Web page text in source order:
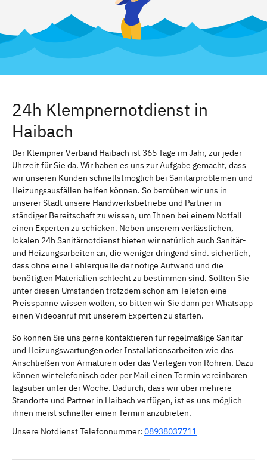
24h Klempnernotdienst in
Haibach
Der Klempner Verband Haibach ist 365 Tage im Jahr, zur jeder
Uhrzeit für Sie da. Wir haben es uns zur Aufgabe gemacht, dass
wir unseren Kunden schnellstmöglich bei Sanitärproblemen und
Heizungsausfällen helfen können. So bemühen wir uns in
unserer Stadt unsere Handwerksbetriebe und Partner in
ständiger Bereitschaft zu wissen, um Ihnen bei einem Notfall
einen Experten zu schicken. Neben unserem verlässlichen,
lokalen 24h Sanitärnotdienst bieten wir natürlich auch Sanitär-
und Heizungsarbeiten an, die weniger dringend sind. sicherlich,
dass ohne eine Fehlerquelle der nötige Aufwand und die
benötigten Materialien schlecht zu bestimmen sind. Sollten Sie
unter diesen Umständen trotzdem schon am Telefon eine
Preisspanne wissen wollen, so bitten wir Sie dann per Whatsapp
einen Videoanruf mit unserem Experten zu starten.
So können Sie uns gerne kontaktieren für regelmäßige Sanitär-
und Heizungswartungen oder Installationsarbeiten wie das
Anschließen von Armaturen oder das Verlegen von Rohren. Dazu
können wir telefonisch oder per Mail einen Termin vereinbaren
tagsüber unter der Woche. Dadurch, dass wir über mehrere
Standorte und Partner in Haibach verfügen, ist es uns möglich
ihnen meist schneller einen Termin anzubieten.
Unsere Notdienst Telefonnummer: 08938037711